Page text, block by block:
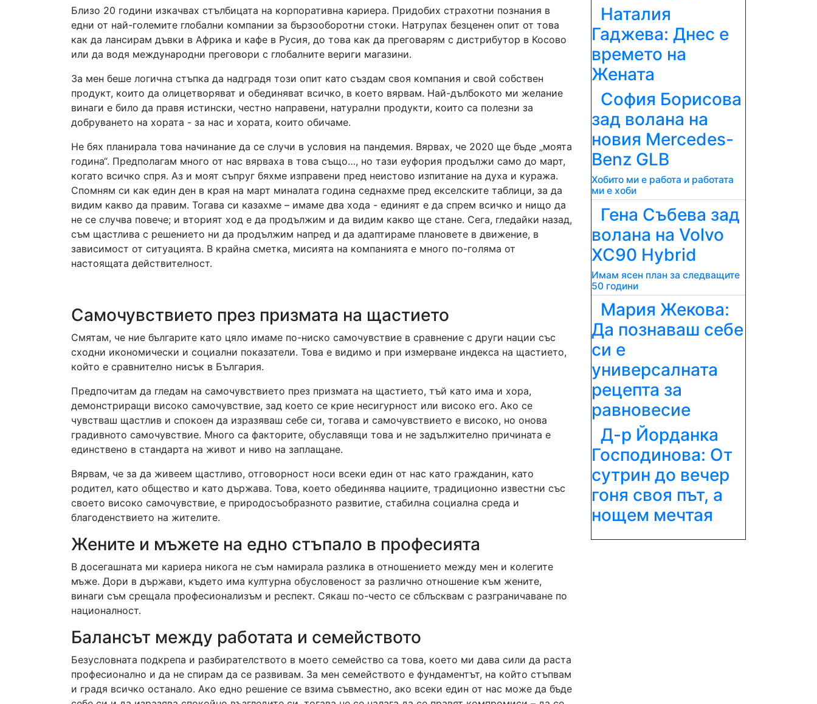
Близо 20 години изкачвах стълбицата на корпоративна кариера. Придобих страхотни познания в
едни от най-големите глобални компании за бързооборотни стоки. Натрупах безценен опит от това
как да лансирам дъвки в Африка и кафе в Русия, до това как да преговарям с дистрибутор в Косово
или да водя международни преговори с глобалните вериги магазини.
За мен беше логична стъпка да надградя този опит като създам своя компания и свой собствен
продукт, които да олицетворяват и обединяват всичко, в което вярвам. Най-дълбокото ми желание
винаги е било да правя истински, честно направени, натурални продукти, които са полезни за
добруването на хората - за нас и хората, които обичаме.
Не бях планирала това начинание да се случи в условия на пандемия. Вярвах, че 2020 ще бъде „моята
година“. Предполагам много от нас вярваха в това също…, но тази еуфория продължи само до март,
когато всичко спря. Аз и моят съпруг бяхме изправени пред неистово изпитание на духа и куража.
Спомням си как един ден в края на март миналата година седнахме пред екселските таблици, за да
видим какво да правим. Тогава си казахме – имаме два хода - единият е да спрем всичко и нищо да
не се случва повече; и вторият ход е да продължим и да видим какво ще стане. Сега, гледайки назад,
съм щастлива с решението ни да продължим напред и да адаптираме плановете в движение, в
зависимост от ситуацията. В крайна сметка, мисията на компанията е много по-голяма от
настоящата действителност.
Самочувствието през призмата на щастието
Смятам, че ние българите като цяло имаме по-ниско самочувствие в сравнение с други нации със
сходни икономически и социални показатели. Това е видимо и при измерване индекса на щастието,
който е сравнително нисък в България.
Предпочитам да гледам на самочувствието през призмата на щастието, тъй като има и хора,
демонстриращи високо самочувствие, зад което се крие несигурност или високо его. Ако се
чувстваш щастлив и спокоен да изразяваш себе си, тогава и самочувствието е високо, но онова
градивното самочувствие. Много са факторите, обуславящи това и не задължително причината е
единствено в стандарта на живот и ниво на заплащане.
Вярвам, че за да живеем щастливо, отговорност носи всеки един от нас като гражданин, като
родител, като общество и като държава. Това, което обединява нациите, традиционно известни със
своето високо самочувствие, е природосъобразното развитие, стабилна социална среда и
благоденствието на жителите.
Жените и мъжете на едно стъпало в професията
В досегашната ми кариера никога не съм намирала разлика в отношението между мен и колегите
мъже. Дори в държави, където има културна обусловеност за различно отношение към жените,
винаги съм срещала професионализъм и респект. Сякаш по-често се сблъсквам с разграничаване по
националност.
Балансът между работата и семейството
Безусловната подкрепа и разбирателството в моето семейство са това, което ми дава сили да раста
професионално и да не спирам да се развивам. За мен семейството е фундаментът, на който стъпвам
и градя всичко останало. Ако едно решение се взима съвместно, ако всеки един от нас може да бъде
Наталия
Гаджева: Днес е
времето на
Жената
София Борисова
зад волана на
новия Mercedes-
Benz GLB
Хобито ми е работа и работата
ми е хоби
Гена Събева зад
волана на Volvo
XC90 Hybrid
Имам ясен план за следващите
50 години
Мария Жекова:
Да познаваш себе
си е
универсалната
рецепта за
равновесие
Д-р Йорданка
Господинова: От
сутрин до вечер
гоня своя път, а
нощем мечтая